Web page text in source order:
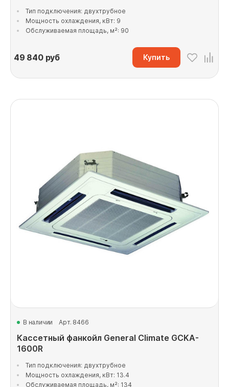
Тип подключения: двухтрубное
Мощность охлаждения, кВт: 9
Обслуживаемая площадь, м²: 90
49 840руб Купить
В наличии Арт. 8466
Кассетный фанкойл General Climate GCKA-
1600R
Тип подключения: двухтрубное
Мощность охлаждения, кВт: 13.4
Обслуживаемая площадь, м²: 134